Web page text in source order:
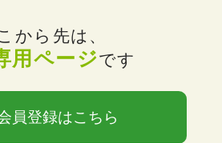
から先は、
用ページです
員登録はこちら